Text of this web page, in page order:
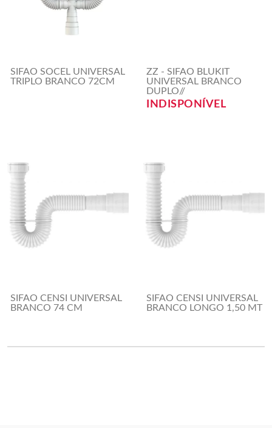
SIFAO SOCEL UNIVERSAL
TRIPLO BRANCO 72CM
ZZ - SIFAO BLUKIT
UNIVERSAL BRANCO
DUPLO//
INDISPONÍVEL
SIFAO CENSI UNIVERSAL
BRANCO 74 CM
SIFAO CENSI UNIVERSAL
BRANCO LONGO 1,50 MT